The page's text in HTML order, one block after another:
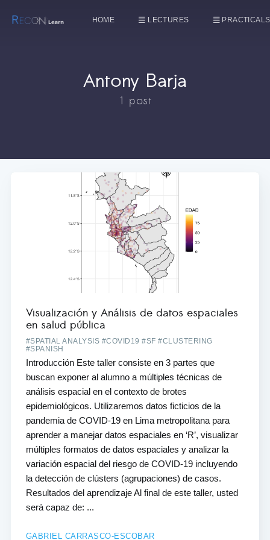
HOME LECTURES PRACTICALS
Antony Barja
1 post
Visualización y Análisis de datos espaciales
en salud pública
#SPATIAL ANALYSIS #COVID19 #SF #CLUSTERING
#SPANISH
Introducción Este taller consiste en 3 partes que
buscan exponer al alumno a múltiples técnicas de
análisis espacial en el contexto de brotes
epidemiológicos. Utilizaremos datos ficticios de la
pandemia de COVID-19 en Lima metropolitana para
aprender a manejar datos espaciales en ‘R’, visualizar
múltiples formatos de datos espaciales y analizar la
variación espacial del riesgo de COVID-19 incluyendo
la detección de clústers (agrupaciones) de casos.
Resultados del aprendizaje Al final de este taller, usted
será capaz de: ...
GABRIEL CARRASCO-ESCOBAR